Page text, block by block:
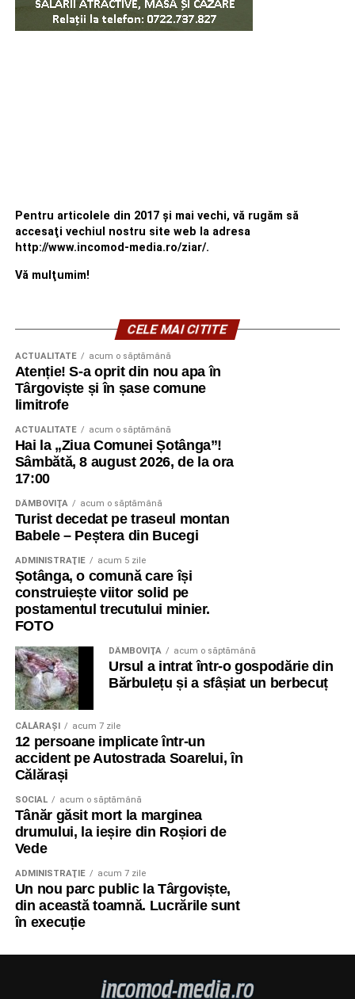
Pentru articolele din 2017 şi mai vechi, vă rugăm să
accesaţi vechiul nostru site web la adresa
http://www.incomod-media.ro/ziar/.
Vă mulţumim!
CELE MAI CITITE
ACTUALITATE acum o săptămână
Atenție! S-a oprit din nou apa în
Târgoviște și în șase comune
limitrofe
ACTUALITATE acum o săptămână
Hai la „Ziua Comunei Șotânga”!
Sâmbătă, 8 august 2026, de la ora
17:00
DÂMBOVIŢA acum o săptămână
Turist decedat pe traseul montan
Babele – Peștera din Bucegi
ADMINISTRAŢIE acum 5 zile
Șotânga, o comună care își
construiește viitor solid pe
postamentul trecutului minier.
FOTO
DÂMBOVIŢA acum o săptămână
Ursul a intrat într-o gospodărie din
Bărbulețu și a sfâșiat un berbecuț
CĂLĂRAŞI acum 7 zile
12 persoane implicate într-un
accident pe Autostrada Soarelui, în
Călărași
SOCIAL acum o săptămână
Tânăr găsit mort la marginea
drumului, la ieșire din Roșiori de
Vede
ADMINISTRAŢIE acum 7 zile
Un nou parc public la Târgoviște,
din această toamnă. Lucrările sunt
în execuție